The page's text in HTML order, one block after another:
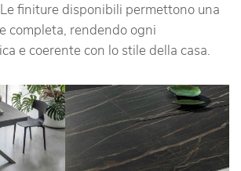
finiture disponibili permettono una
completa, rendendo ogni
e coerente con lo stile della casa.